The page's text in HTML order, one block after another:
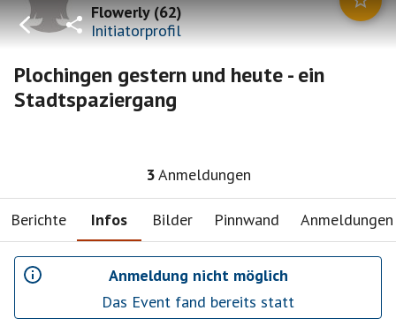
Flowerly(62)
Initiatorprofil
Plochingen gestern und heute - ein
Stadtspaziergang
3Anmeldungen
Berichte Infos Bilder Pinnwand Anmeldungen
Anmeldung nicht möglich
Das Event fand bereits statt